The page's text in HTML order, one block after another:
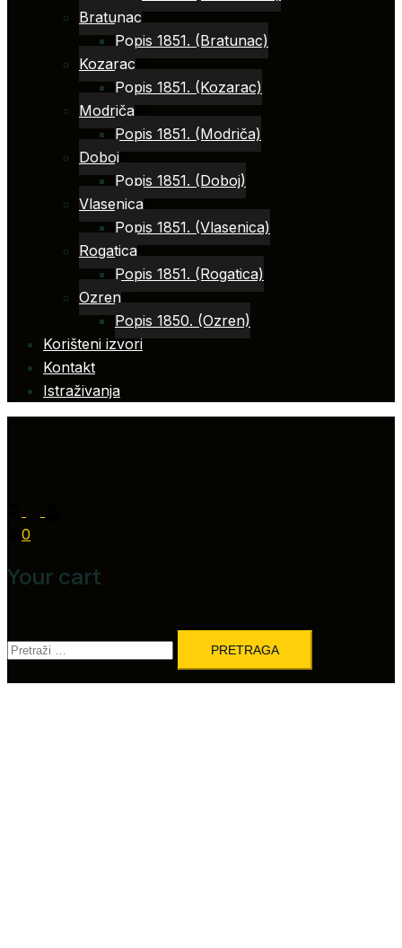
Bratunac
Popis 1851. (Bratunac)
Kozarac
Popis 1851. (Kozarac)
Modriča
Popis 1851. (Modriča)
Doboj
Popis 1851. (Doboj)
Vlasenica
Popis 1851. (Vlasenica)
Rogatica
Popis 1851. (Rogatica)
Ozren
Popis 1850. (Ozren)
Korišteni izvori
Kontakt
Istraživanja
0
Your cart
Pretraga: